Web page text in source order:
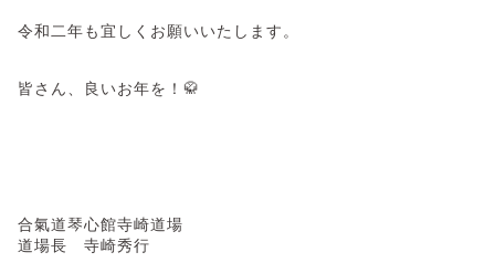
令和二年も宜しくお願いいたします。
皆さん、良いお年を！🥋
合氣道琴心館寺崎道場
道場長 寺崎秀行